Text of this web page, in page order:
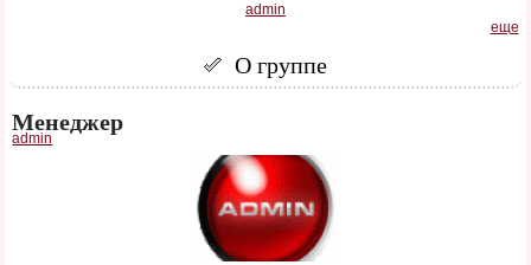
admin
еще
О группе
Менеджер
admin